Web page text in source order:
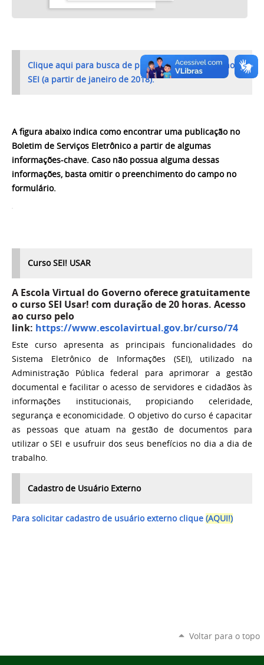
Clique aqui para busca de portarias e resoluções no
SEI (a partir de janeiro de 2018).
A figura abaixo indica como encontrar uma publicação no
Boletim de Serviços Eletrônico a partir de algumas
informações-chave. Caso não possua alguma dessas
informações, basta omitir o preenchimento do campo no
formulário.
Curso SEI! USAR
A Escola Virtual do Governo oferece gratuitamente
o curso SEI Usar! com duração de 20 horas. Acesso
ao curso pelo
link: https://www.escolavirtual.gov.br/curso/74
Este curso apresenta as principais funcionalidades do
Sistema Eletrônico de Informações (SEI), utilizado na
Administração Pública federal para aprimorar a gestão
documental e facilitar o acesso de servidores e cidadãos às
informações institucionais, propiciando celeridade,
segurança e economicidade. O objetivo do curso é capacitar
as pessoas que atuam na gestão de documentos para
utilizar o SEI e usufruir dos seus benefícios no dia a dia de
trabalho.
Cadastro de Usuário Externo
Para solicitar cadastro de usuário externo clique (AQUI!)
Voltar para o topo